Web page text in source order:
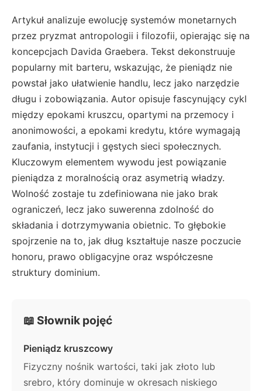
Artykuł analizuje ewolucję systemów monetarnych
przez pryzmat antropologii i filozofii, opierając się na
koncepcjach Davida Graebera. Tekst dekonstruuje
popularny mit barteru, wskazując, że pieniądz nie
powstał jako ułatwienie handlu, lecz jako narzędzie
długu i zobowiązania. Autor opisuje fascynujący cykl
między epokami kruszcu, opartymi na przemocy i
anonimowości, a epokami kredytu, które wymagają
zaufania, instytucji i gęstych sieci społecznych.
Kluczowym elementem wywodu jest powiązanie
pieniądza z moralnością oraz asymetrią władzy.
Wolność zostaje tu zdefiniowana nie jako brak
ograniczeń, lecz jako suwerenna zdolność do
składania i dotrzymywania obietnic. To głębokie
spojrzenie na to, jak dług kształtuje nasze poczucie
honoru, prawo obligacyjne oraz współczesne
struktury dominium.
📖 Słownik pojęć
Pieniądz kruszcowy
Fizyczny nośnik wartości, taki jak złoto lub
srebro, który dominuje w okresach niskiego